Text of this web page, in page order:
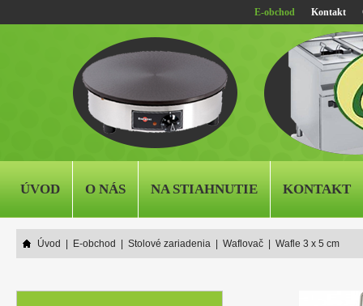
E-obchod Kontakt
ÚVOD O NÁS NA STIAHNUTIE KONTAKT
Úvod E-obchod Stolové zariadenia Waflovač Wafle 3 x 5 cm